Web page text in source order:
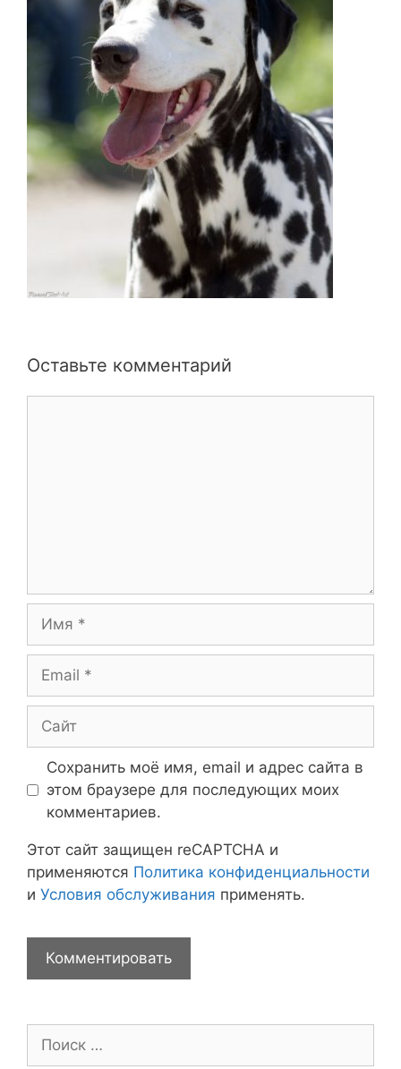
Оставьте комментарий
Сохранить моё имя, email и адрес сайта в
этом браузере для последующих моих
комментариев.
Этот сайт защищен reCAPTCHA и
применяются Политика конфиденциальности
и Условия обслуживания применять.